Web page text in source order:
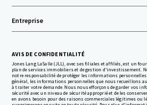
Entreprise
AVIS DE CONFIDENTIALITÉ
Jones Lang LaSalle (JLL), avec ses filiales et affiliés, est un
plan de services immobiliers et de gestion d'investissement.
notre responsabilité de protéger les informations
général, les informations personnelles que nous recueillons
à traiter votre demande. Nous nous efforçons de garder vos
sécurité avec un niveau de sécurité approprié et de les
en avons besoin pour des raisons commerciales légitimes ou